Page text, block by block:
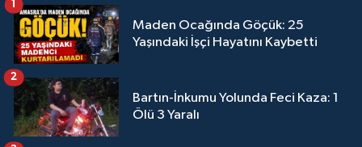
Maden Ocağında Göçük: 25
Yaşındaki İşçi Hayatını Kaybetti
1
Bartın-İnkumu Yolunda Feci Kaza: 1
Ölü 3 Yaralı
2